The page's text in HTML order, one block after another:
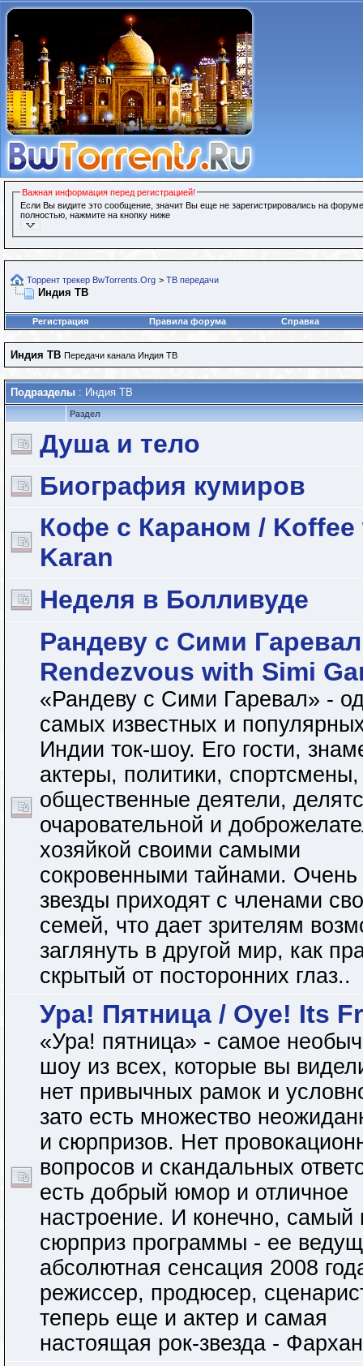
Важная информация перед регистрацией!
Если Вы видите это сообщение, значит Вы еще не зарегистрировались на
полностью, нажмите на кнопку ниже
Торрент трекер BwTorrents.Org > ТВ передачи
Индия ТВ
Регистрация Правила форума Справка
Индия ТВ Передачи канала Индия ТВ
Подразделы : Индия ТВ
Раздел
Душа и тело
Биография кумиров
Кофе с Караном / Koffee
Karan
Неделя в Болливуде
Рандеву с Сими
Rendezvous with Simi
«Рандеву с Сими Гаревал» -
самых известных и
Индии ток-шоу. Его гости,
актеры, политики, спортсмены,
общественные деятели,
очаровательной и
хозяйкой своими самыми
сокровенными тайнами. Очень
звезды приходят с членами
семей, что дает зрителям
заглянуть в другой мир, как
скрытый от посторонних глаз..
Ура! Пятница / Oye! Its
«Ура! пятница» - самое
шоу из всех, которые вы
нет привычных рамок и
зато есть множество
и сюрпризов. Нет
вопросов и скандальных
есть добрый юмор и отличное
настроение. И конечно, самый
сюрприз программы - ее
абсолютная сенсация 2008
режиссер, продюсер,
теперь еще и актер и самая
настоящая рок-звезда -